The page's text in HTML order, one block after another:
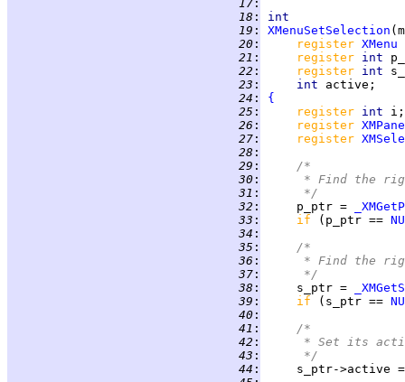
  17
:
  18
:
int
  19
:
XMenuSetSelection
  20
: register XMenu
  21
: register int
  22
: register int
  23
: int
  24
:
{
  25
: register int
  26
: register XMPane
  27
: register
  28
:
  29
:
/*
  30
:
* Find the
  31
:
     */
  32
:
     p_ptr =
  33
: if (p_ptr ==
  34
:
  35
:
/*
  36
:
* Find the
  37
:
     */
  38
:
     s_ptr =
  39
: if (s_ptr ==
  40
:
  41
:
/*
  42
:
* Set its
  43
:
     */
  44
: